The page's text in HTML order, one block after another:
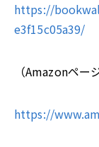
https://
e3f15c05a39/
（Amazonページ
https://